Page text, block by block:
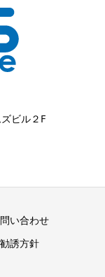
ビル２F
い合わせ
勧誘方針